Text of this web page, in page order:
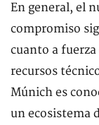
En general, el
compromiso
cuanto a
recursos
Múnich es
un ecosistema